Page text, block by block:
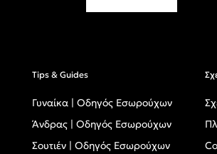
Tips & Guides
Γυναίκα | Οδηγός Εσωρούχων
Άνδρας | Οδηγός Εσωρούχων
Σουτιέν | Οδηγός Εσωρούχων